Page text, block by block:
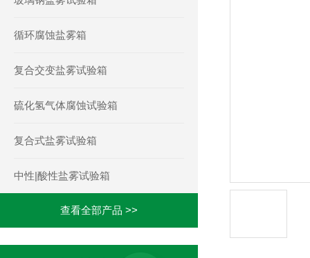
循环腐蚀盐雾箱
复合交变盐雾试验箱
硫化氢气体腐蚀试验箱
复合式盐雾试验箱
中性|酸性盐雾试验箱
查看全部产品 >>